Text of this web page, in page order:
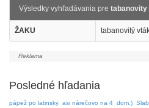
Výsledky vyhľadávania pre tabanovity
ŽAKU tabanovitý
Posledné hľadania
pápež po latinsky asi nárečovo na 4 dom.)